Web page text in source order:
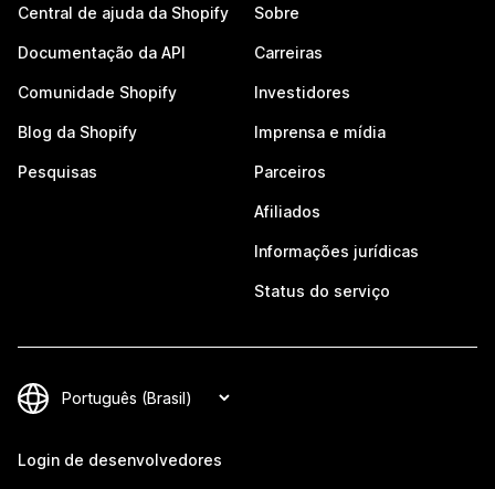
Central de ajuda da Shopify
Documentação da API
Comunidade Shopify
Blog da Shopify
Pesquisas
Sobre
Carreiras
Investidores
Imprensa e mídia
Parceiros
Afiliados
Informações jurídicas
Status do serviço
Login de desenvolvedores